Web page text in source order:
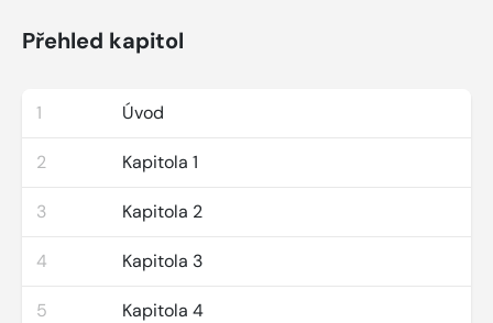
Přehled kapitol
1 Úvod
2 Kapitola 1
3 Kapitola 2
4 Kapitola 3
5 Kapitola 4